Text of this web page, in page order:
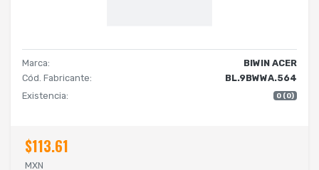
Marca:
BIWIN ACER
Cód. Fabricante:
BL.9BWWA.564
Existencia:
0 (0)
$113.61
MXN